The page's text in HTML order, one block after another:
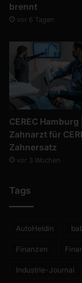
brennt
vor 6 Tagen
CEREC Hamburg
Zahnarzt für
Zahnersatz
vor 3 Wochen
Tags
AutoHeldin
Finanzen
Industrie-Journal